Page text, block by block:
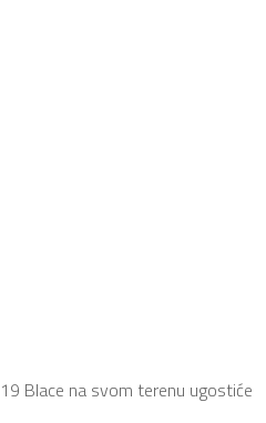
Blace na svom terenu ugostiće